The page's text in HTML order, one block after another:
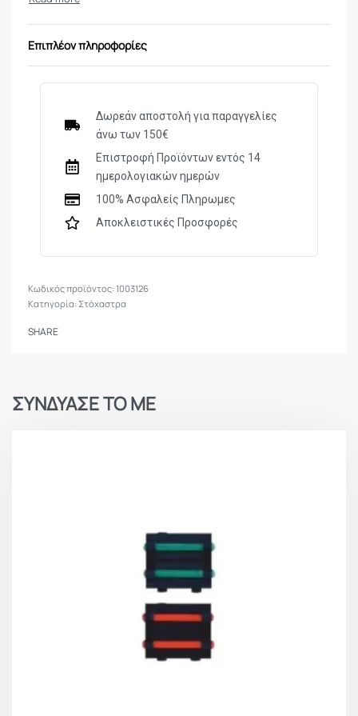
Επιπλέον πληροφορίες
Δωρεάν αποστολή για παραγγελίες
άνω των 150€
Επιστροφή Προϊόντων εντός 14
ημερολογιακών ημερών
100% Ασφαλείς Πληρωμες
Αποκλειστικές Προσφορές
1003126
Κατηγορία:Στόχαστρα
SHARE
ΣΥΝΔΥΑΣΕ ΤΟ ΜΕ